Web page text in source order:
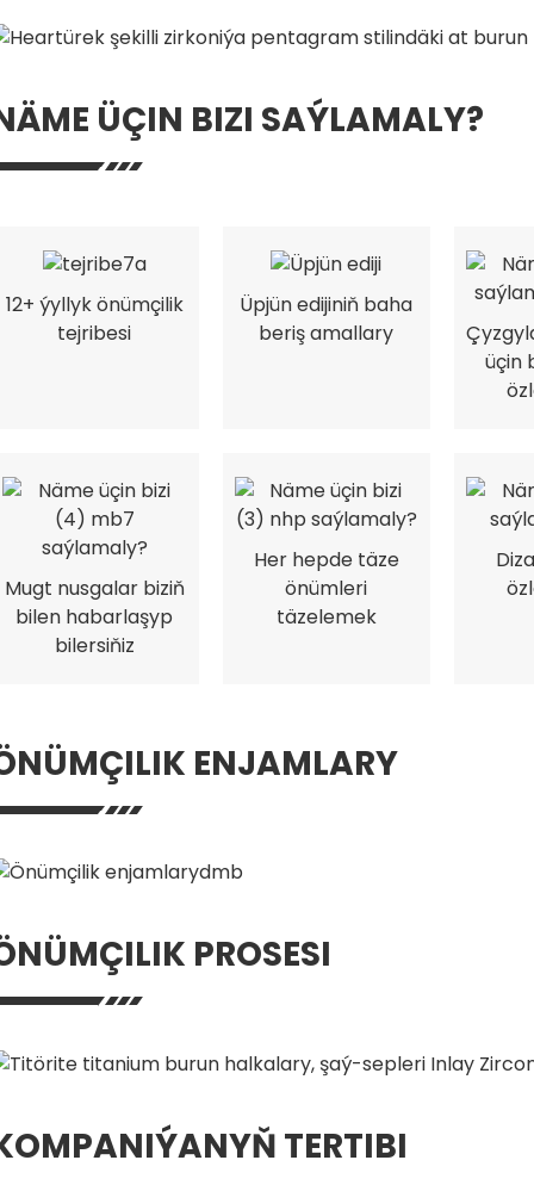
ÜÇIN BIZI SAÝLAMALY?
12+ ýyllyk önümçilik
tejribesi
Üpjün edijiniň baha
beriş amallary
üçin
Mugt nusgalar biziň
bilen habarlaşyp
bilersiňiz
Her hepde täze
önümleri
täzelemek
ENJAMLARY
PROSESI
TERTIBI